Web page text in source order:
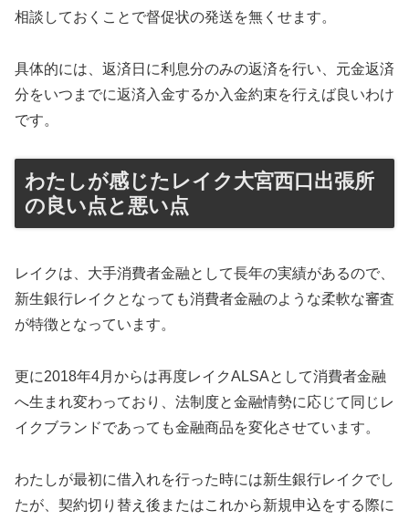
相談しておくことで督促状の発送を無くせます。
具体的には、返済日に利息分のみの返済を行い、元金返済
分をいつまでに返済入金するか入金約束を行えば良いわけ
です。
わたしが感じたレイク大宮西口出張所
の良い点と悪い点
レイクは、大手消費者金融として長年の実績があるので、
新生銀行レイクとなっても消費者金融のような柔軟な審査
が特徴となっています。
更に2018年4月からは再度レイクALSAとして消費者金融
へ生まれ変わっており、法制度と金融情勢に応じて同じレ
イクブランドであっても金融商品を変化させています。
わたしが最初に借入れを行った時には新生銀行レイクでし
たが、契約切り替え後またはこれから新規申込をする際に